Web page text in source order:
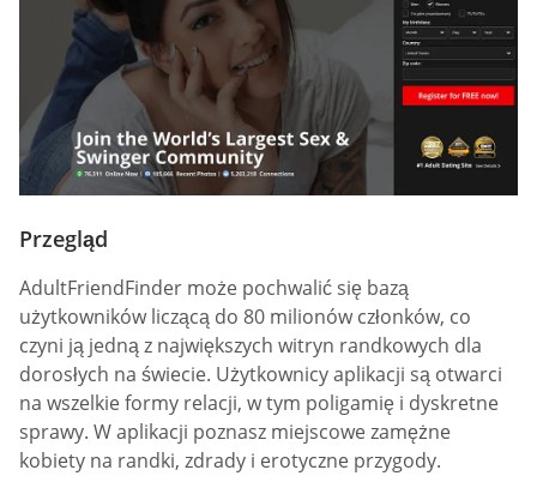
Przegląd
AdultFriendFinder może pochwalić się bazą
użytkowników liczącą do 80 milionów członków, co
czyni ją jedną z największych witryn randkowych dla
dorosłych na świecie. Użytkownicy aplikacji są otwarci
na wszelkie formy relacji, w tym poligamię i dyskretne
sprawy. W aplikacji poznasz miejscowe zamężne
kobiety na randki, zdrady i erotyczne przygody.